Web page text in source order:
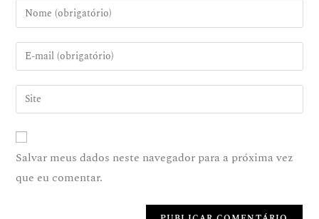
Salvar meus dados neste navegador para a próxima vez
que eu comentar.